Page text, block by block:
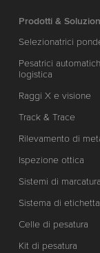
Prodotti &
Selezionatrici
Pesatrici
logistica
Raggi X e visione
Track & Trace
Rilevamento di
Ispezione ottica
Sistemi di marcatura
Sistema di
Celle di pesatura
Kit di pesatura